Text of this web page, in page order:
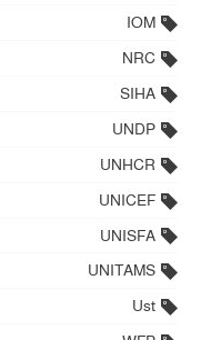
IOM
NRC
SIHA
UNDP
UNHCR
UNICEF
UNISFA
UNITAMS
Ust